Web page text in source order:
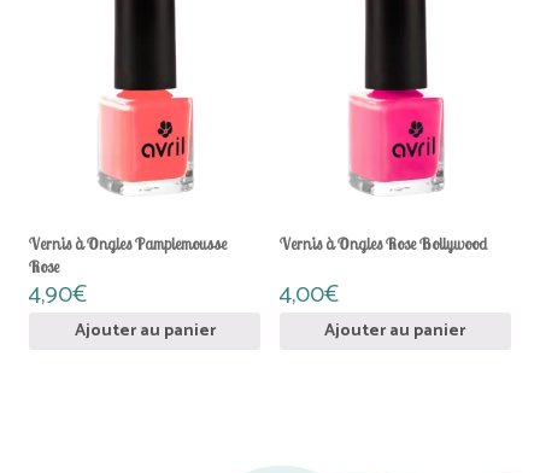
Vernis à Ongles Pamplemousse
Rose
4,90€
Ajouter au panier
Vernis à Ongles Rose Bollywood
4,00€
Ajouter au panier